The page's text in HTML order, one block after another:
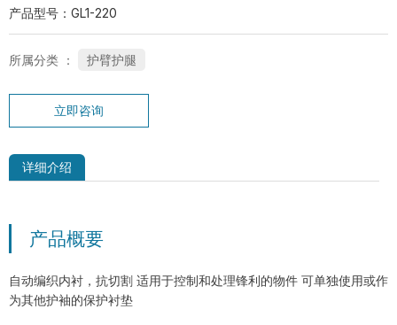
手套
产品型号：GL1-220
所属分类 ： 护臂护腿
立即咨询
详细介绍
产品概要
自动编织内衬，抗切割 适用于控制和处理锋利的物件 可单独使用或作
为其他护袖的保护衬垫